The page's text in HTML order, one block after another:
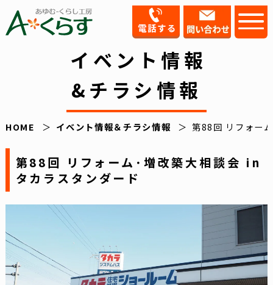
イベント情報
&チラシ情報
HOME イベント情報＆チラシ情報 第88回 リフォー
第88回 リフォーム･増改築大相談会 in
タカラスタンダード